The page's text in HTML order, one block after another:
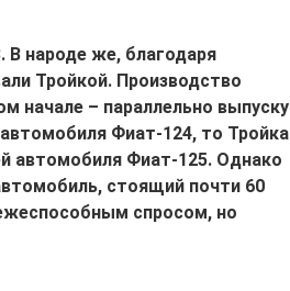
В народе же, благодаря
Тройкой. Производство
начале – параллельно выпуску
Фиат-124, то Тройка
автомобиля Фиат-125. Однако
стоящий почти 60
спросом, но